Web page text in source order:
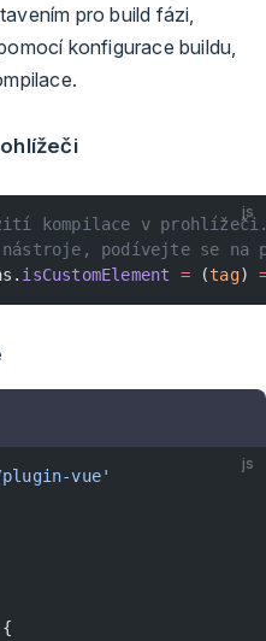
pro build fázi,
konfigurace buildu,
js
kompilace v
podívejte se na
isCustomElement = (tag)
js
vue'